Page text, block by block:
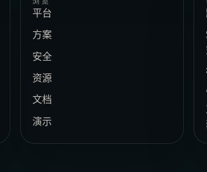
平台
方案
安全
资源
文档
演示